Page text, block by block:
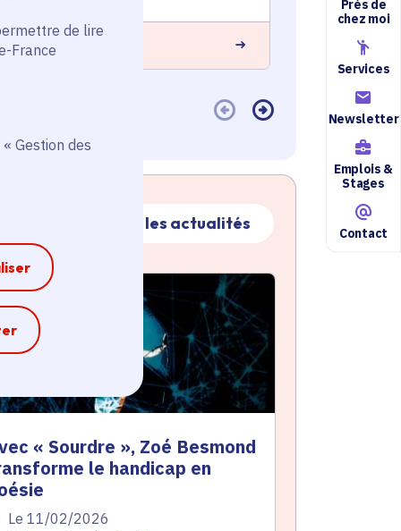
de lire
France
Gestion des
Près de
chez moi
Services
Newsletter
Emplois &
Stages
Contact
savoir plus En savoir plus
Toutes les actualités
active
Actualité
« Sourdre », Zoé Besmond
le handicap en
de l'arrêté
Le 11/02/2026